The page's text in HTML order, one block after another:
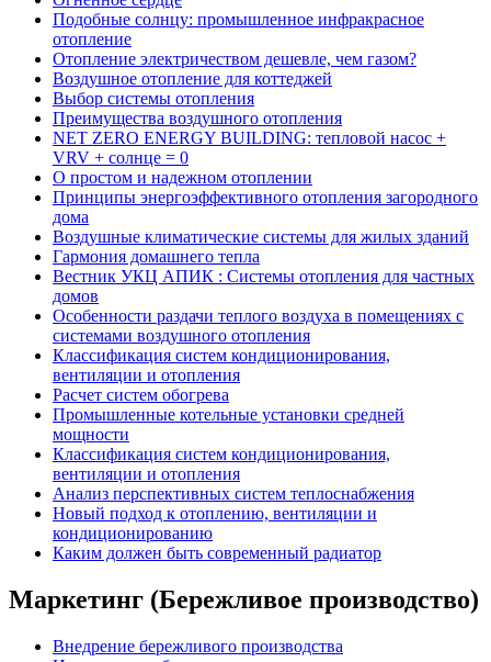
Подобные солнцу: промышленное инфракрасное
отопление
Отопление электричеством дешевле, чем газом?
Воздушное отопление для коттеджей
Выбор системы отопления
Преимущества воздушного отопления
NET ZERO ENERGY BUILDING: тепловой насос +
VRV + солнце = 0
О простом и надежном отоплении
Принципы энергоэффективного отопления загородного
дома
Воздушные климатические системы для жилых зданий
Гармония домашнего тепла
Вестник УКЦ АПИК : Системы отопления для частных
домов
Особенности раздачи теплого воздуха в помещениях с
системами воздушного отопления
Классификация систем кондиционирования,
вентиляции и отопления
Расчет систем обогрева
Промышленные котельные установки средней
мощности
Классификация систем кондиционирования,
вентиляции и отопления
Анализ перспективных систем теплоснабжения
Новый подход к отоплению, вентиляции и
кондиционированию
Каким должен быть современный радиатор
Маркетинг (Бережливое производство)
Внедрение бережливого производства